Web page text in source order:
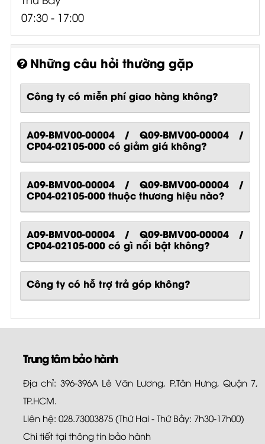
07:30 - 17:00
Những câu hỏi thường gặp
Công ty có miễn phí giao hàng không?
A09-BMV00-00004 / Q09-BMV00-00004 /
CP04-02105-000 có giảm giá không?
A09-BMV00-00004 / Q09-BMV00-00004 /
CP04-02105-000 thuộc thương hiệu nào?
A09-BMV00-00004 / Q09-BMV00-00004 /
CP04-02105-000có gì nổi bật không?
Công ty có hỗ trợ trả góp không?
Trung tâm bảo hành
Địa chỉ: 396-396A Lê Văn Lương, P.Tân Hưng, Quận 7,
TP.HCM.
Liên hệ: 028.73003875 (Thứ Hai - Thứ Bảy: 7h30-17h00)
Chi tiết tại thông tin bảo hành